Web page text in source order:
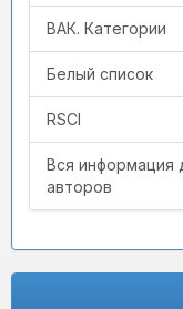
ВАК. Категории
Белый список
RSCI
Вся информация
авторов